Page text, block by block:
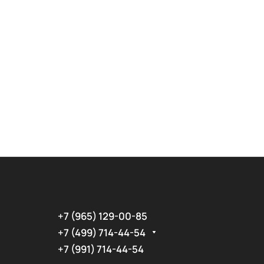
+7 (965) 129-00-85
+7 (499) 714-44-54
+7 (991) 714-44-54